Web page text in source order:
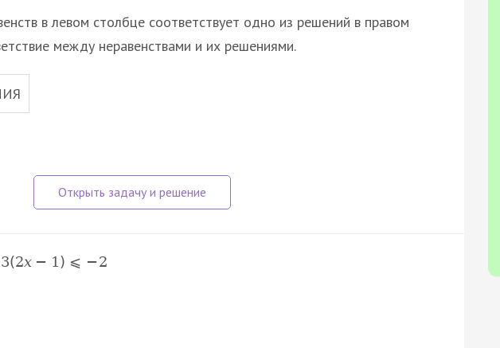
в левом столбце соответствует одно из решений в правом
между неравенствами и их решениями.
3(2x − 1 ) ⩽ −2